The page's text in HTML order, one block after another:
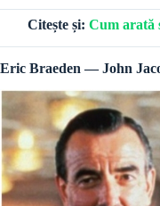
Citește și: Cum arată
Eric Braeden — John